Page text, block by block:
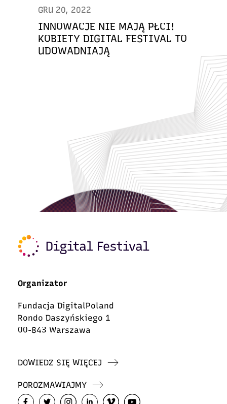
GRU 20, 2022
INNOWACJE NIE MAJĄ PŁCI!
KOBIETY DIGITAL FESTIVAL TO
UDOWADNIAJĄ
Organizator
Fundacja DigitalPoland
Rondo Daszyńskiego 1
00-843 Warszawa
DOWIEDZ SIĘ WIĘCEJ
POROZMAWIAJMY